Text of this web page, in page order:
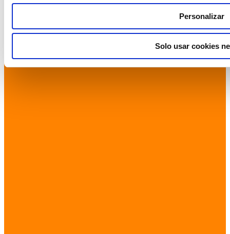
Personalizar
Solo usar cookies